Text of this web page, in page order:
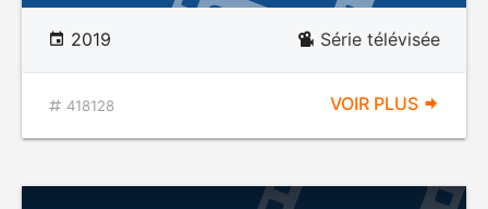
2019 Série télévisée
418128 VOIR PLUS